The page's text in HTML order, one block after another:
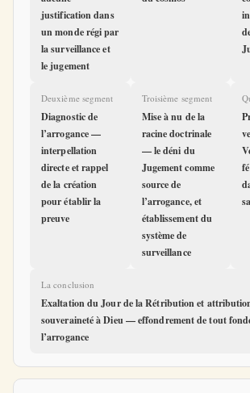
justification dans
un monde régi par
la surveillance et
le jugement
Deuxième segment
Diagnostic de
l’arrogance —
interpellation
directe et rappel
de la création
pour établir la
preuve
Troisième segment
Mise à nu de la
racine doctrinale
— le déni du
Jugement comme
source de
l’arrogance, et
établissement du
système de
surveillance
La conclusion
Exaltation du Jour de la Rétribution et
souveraineté à Dieu — effondrement de tout
l’arrogance